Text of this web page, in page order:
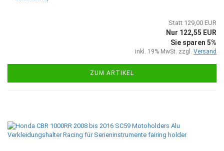
Statt 129,00 EUR
Nur 122,55 EUR
Sie sparen 5%
inkl. 19% MwSt. zzgl. Versand
ZUM ARTIKEL